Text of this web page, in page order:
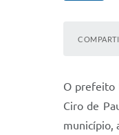
O prefeito
Ciro de
município,